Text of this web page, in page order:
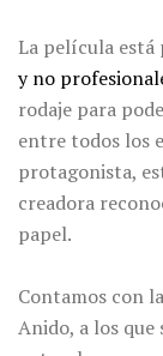
La película
y no
rodaje para
entre todos los
protagonista,
creadora
papel.
Contamos con
Anido, a los que